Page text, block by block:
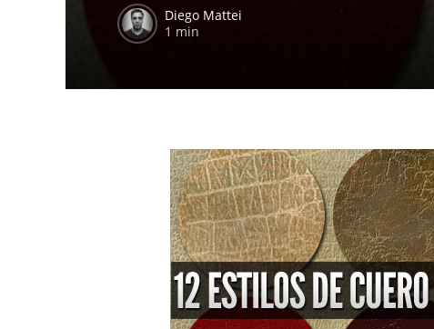
Diego Mattei
1 min